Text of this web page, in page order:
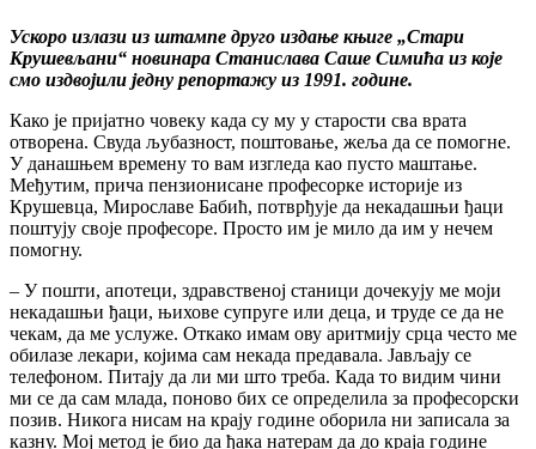
Ускоро излази из штампе друго издање књиге „Стари
Крушевљани“ новинара Станислава Саше Симића из које
смо издвојили једну репортажу из 1991. године.
Како је пријатно човеку када су му у старости сва врата
отворена. Свуда љубазност, поштовање, жеља да се помогне.
У данашњем времену то вам изгледа као пусто маштање.
Међутим, прича пензионисане професорке историје из
Крушевца, Мирославе Бабић, потврђује да некадашњи ђаци
поштују своје професоре. Просто им је мило да им у нечем
помогну.
– У пошти, апотеци, здравственој станици дочекују ме моји
некадашњи ђаци, њихове супруге или деца, и труде се да не
чекам, да ме услуже. Откако имам ову аритмију срца често ме
обилазе лекари, којима сам некада предавала. Јављају се
телефоном. Питају да ли ми што треба. Када то видим чини
ми се да сам млада, поново бих се определила за професорски
позив. Никога нисам на крају године оборила ни записала за
казну. Мој метод је био да ђака натерам да до краја године